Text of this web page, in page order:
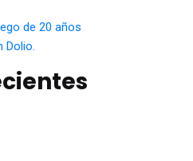
de 20 años
Dolio.